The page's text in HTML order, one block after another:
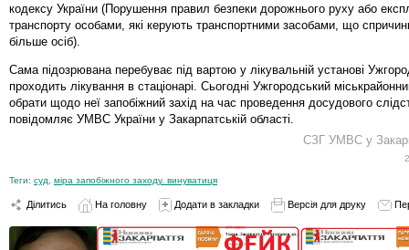
кодексу України (Порушення правил безпеки дорожнього руху або
транспорту особами, які керують транспортними засобами, що
більше осіб).
Сама підозрювана перебуває під вартою у лікувальній установі
проходить лікування в стаціонарі. Сьогодні Ужгородський
обрати щодо неї запобіжний захід на час проведення досудового
повідомляє УМВС України у Закарпатській області.
СЗГ УМВС у
Теги: суд міра запобіжного заходу. винуватиця
Ділитись На головну Додати в закладки Версія для друку